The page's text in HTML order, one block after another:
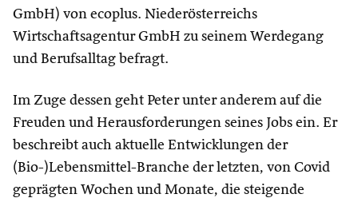
GmbH) von ecoplus. Niederösterreichs
Wirtschaftsagentur GmbH zu seinem Werdegang
und Berufsalltag befragt.
Im Zuge dessen geht Peter unter anderem auf die
Freuden und Herausforderungen seines Jobs ein. Er
beschreibt auch aktuelle Entwicklungen der
(Bio-)Lebensmittel-Branche der letzten, von Covid
geprägten Wochen und Monate, die steigende